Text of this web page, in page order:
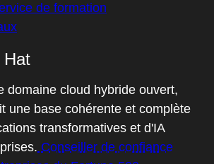
de formation
Hat
domaine cloud hybride ouvert,
une base cohérente et complète
transformatives et d'IA
Conseiller de confiance